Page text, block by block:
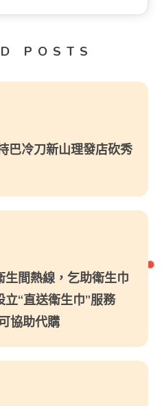
POSTS
巴冷刀新山理發店砍秀
間熱線，乞助衛生巾
“直送衛生巾”服務
協助代購